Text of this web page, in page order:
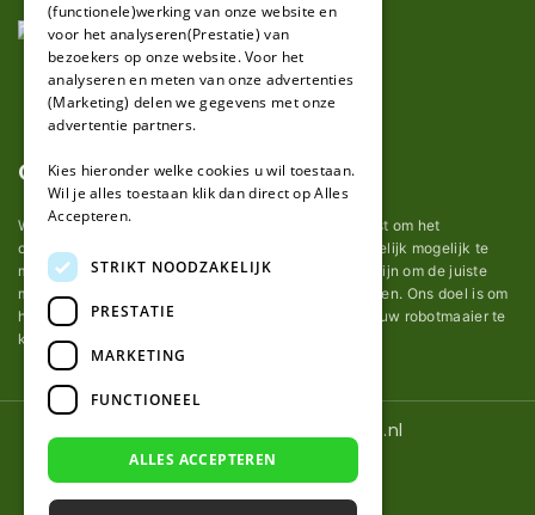
Over ons
Wij van robotmaaier-mesjes.nl doen ons uiterste best om het
onderhoud van robot grasmaaier mesjes zo gemakkelijk mogelijk te
maken. Uit ervaring merkten we hoe lastig het kan zijn om de juiste
messen voor een automatische grasmachine te vinden. Ons doel is om
het u makkelijk te maken om de goede mesjes voor uw robotmaaier te
kopen.
© 2026 Robotmaaier-mesjes.nl
GERMAN
(functionele)werking van onze website en
voor het analyseren(Prestatie) van
bezoekers op onze website. Voor het
analyseren en meten van onze advertenties
(Marketing) delen we gegevens met onze
advertentie partners.
Kies hieronder welke cookies u wil toestaan.
Wil je alles toestaan klik dan direct op Alles
Accepteren.
STRIKT NOODZAKELIJK
PRESTATIE
MARKETING
FUNCTIONEEL
ALLES ACCEPTEREN